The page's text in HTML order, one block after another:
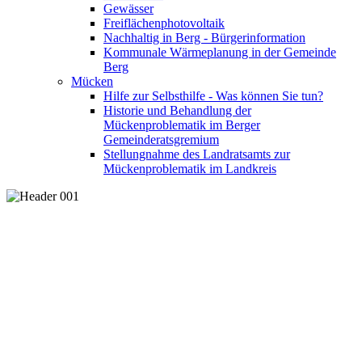
Gewässer
Freiflächenphotovoltaik
Nachhaltig in Berg - Bürgerinformation
Kommunale Wärmeplanung in der Gemeinde
Berg
Mücken
Hilfe zur Selbsthilfe - Was können Sie tun?
Historie und Behandlung der
Mückenproblematik im Berger
Gemeinderatsgremium
Stellungnahme des Landratsamts zur
Mückenproblematik im Landkreis